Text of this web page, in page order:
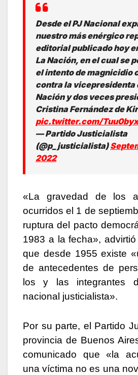
Desde el PJ Nacional
nuestro más enérgico
editorial publicado hoy
La Nación, en el cual se
el intento de magnicidio
contra la vicepresidenta
Nación y dos veces
Cristina Fernández de
pic.twitter.com/
— Partido Justicialista
(@p_justicialista)
2022
«La gravedad de los
ocurridos el 1 de
ruptura del pacto
1983 a la fecha»,
que desde 1955 existe
de antecedentes de
los y las integrantes
nacional justicialista».
Por su parte, el Partido
provincia de Buenos
comunicado que «la
una víctima no es una